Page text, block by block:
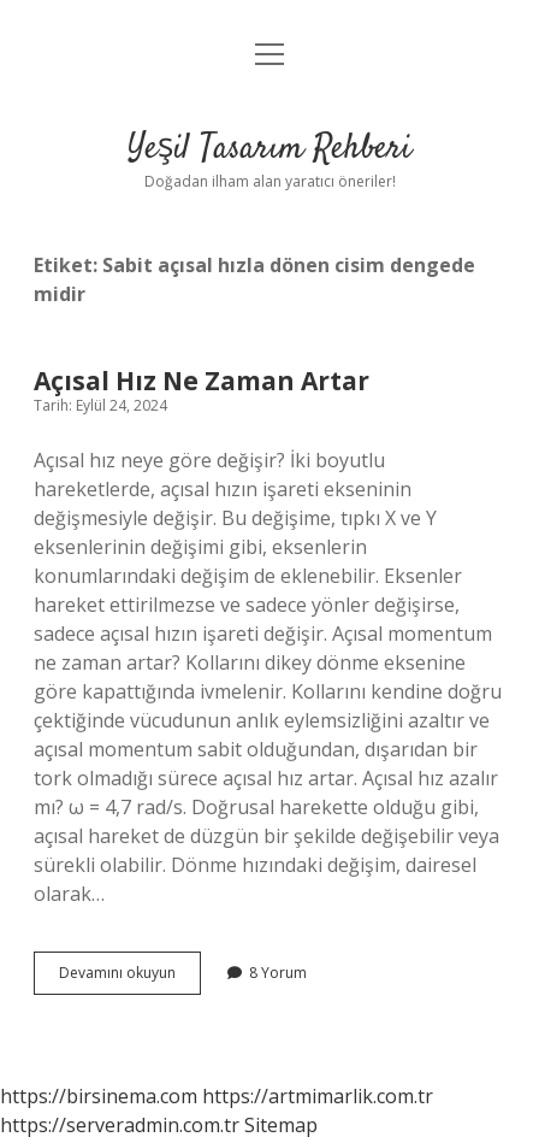
Anasayfa
Yasal Uyarı
menüyü
Yeşil Tasarım Rehberi
Doğadan ilham alan yaratıcı öneriler!
Etiket: Sabit açısal hızla dönen cisim dengede
midir
Açısal Hız Ne Zaman Artar
Tarih: Eylül 24, 2024
Açısal hız neye göre değişir? İki boyutlu
hareketlerde, açısal hızın işareti ekseninin
değişmesiyle değişir. Bu değişime, tıpkı X ve Y
eksenlerinin değişimi gibi, eksenlerin
konumlarındaki değişim de eklenebilir. Eksenler
hareket ettirilmezse ve sadece yönler değişirse,
sadece açısal hızın işareti değişir. Açısal momentum
ne zaman artar? Kollarını dikey dönme eksenine
göre kapattığında ivmelenir. Kollarını kendine doğru
çektiğinde vücudunun anlık eylemsizliğini azaltır ve
açısal momentum sabit olduğundan, dışarıdan bir
tork olmadığı sürece açısal hız artar. Açısal hız azalır
mı? ω = 4,7 rad/s. Doğrusal harekette olduğu gibi,
açısal hareket de düzgün bir şekilde değişebilir veya
sürekli olabilir. Dönme hızındaki değişim, dairesel
olarak…
Devamını okuyun
Hız
8 Yorum
https://birsinema.com https://artmimarlik.com.tr
https://serveradmin.com.trSitemap